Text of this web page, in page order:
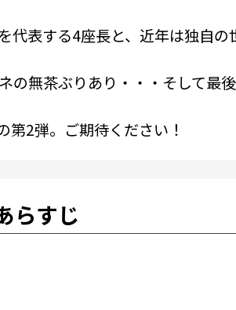
表する4座長と、近年は独自
無茶ぶりあり・・・そして最
第2弾。ご期待ください！
らすじ